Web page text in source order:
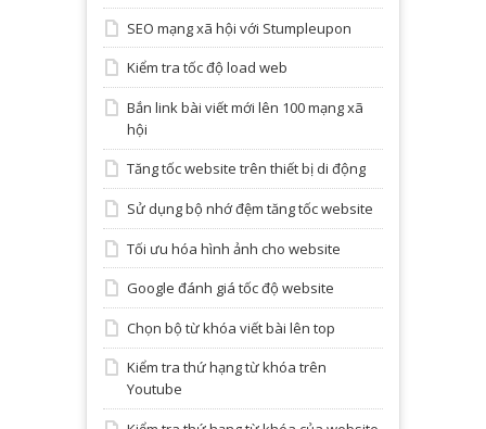
SEO mạng xã hội với Stumpleupon
Kiểm tra tốc độ load web
Bắn link bài viết mới lên 100 mạng xã
hội
Tăng tốc website trên thiết bị di động
Sử dụng bộ nhớ đệm tăng tốc website
Tối ưu hóa hình ảnh cho website
Google đánh giá tốc độ website
Chọn bộ từ khóa viết bài lên top
Kiểm tra thứ hạng từ khóa trên
Youtube